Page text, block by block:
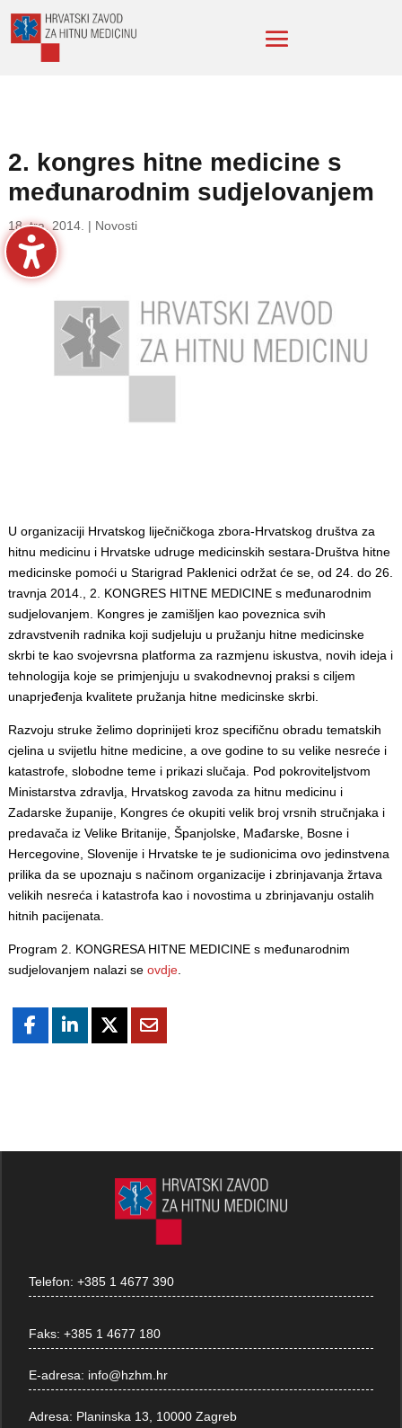
2. kongres hitne medicine s
međunarodnim sudjelovanjem
18. tra. 2014. | Novosti
U organizaciji Hrvatskog liječničkoga zbora-Hrvatskog društva za
hitnu medicinu i Hrvatske udruge medicinskih sestara-Društva hitne
medicinske pomoći u Starigrad Paklenici održat će se, od 24. do 26.
travnja 2014., 2. KONGRES HITNE MEDICINE s međunarodnim
sudjelovanjem. Kongres je zamišljen kao poveznica svih
zdravstvenih radnika koji sudjeluju u pružanju hitne medicinske
skrbi te kao svojevrsna platforma za razmjenu iskustva, novih ideja i
tehnologija koje se primjenjuju u svakodnevnoj praksi s ciljem
unaprjeđenja kvalitete pružanja hitne medicinske skrbi.
Razvoju struke želimo doprinijeti kroz specifičnu obradu tematskih
cjelina u svijetlu hitne medicine, a ove godine to su velike nesreće i
katastrofe, slobodne teme i prikazi slučaja. Pod pokroviteljstvom
Ministarstva zdravlja, Hrvatskog zavoda za hitnu medicinu i
Zadarske županije, Kongres će okupiti velik broj vrsnih stručnjaka i
predavača iz Velike Britanije, Španjolske, Mađarske, Bosne i
Hercegovine, Slovenije i Hrvatske te je sudionicima ovo jedinstvena
prilika da se upoznaju s načinom organizacije i zbrinjavanja žrtava
velikih nesreća i katastrofa kao i novostima u zbrinjavanju ostalih
hitnih pacijenata.
Program 2. KONGRESA HITNE MEDICINE s međunarodnim
sudjelovanjem nalazi se ovdje.
Telefon:+385 1 4677 390
Faks:+385 1 4677 180
E-adresa: info@hzhm.hr
Adresa: Planinska 13, 10000 Zagreb